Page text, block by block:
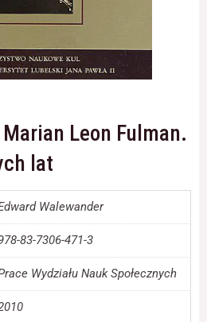
Leon Fulman.
lat
Walewander
83-7306-471-3
Wydziału Nauk Społecznych
Te pliki cookie
nie są
one potrzebne
do
funkcjonowania
poprawić
funkcjonalność
internetowej,
na podstawie
tego, jak strona
jest używana.